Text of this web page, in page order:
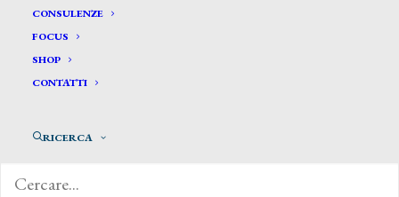
CONSULENZE
FOCUS
SHOP
CONTATTI
RICERCA
Mark Giovanni